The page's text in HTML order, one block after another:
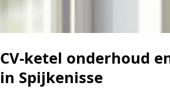
CV-ketel onderhoud
in Spijkenisse